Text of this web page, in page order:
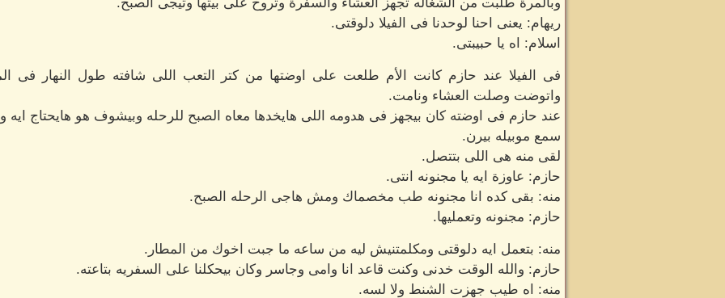
ريهام: يعنى احنا لوحدنا فى الفيلا دلوقتى.
اسلام: اه يا حبيبتى.
فى الفيلا عند حازم كانت الأم طلعت على اوضتها من كتر التعب اللى شافته طول النهار فى
واتوضت وصلت العشاء ونامت.
عند حازم فى اوضته كان بيجهز فى هدومه اللى هايخدها معاه الصبح للرحله وبيشوف هو هايحتاج ايه
سمع موبيله بيرن.
لقى منه هى اللى بتتصل.
حازم: عاوزة ايه يا مجنونه انتى.
منه: بقى كده انا مجنونه طب مخصماك ومش هاجى الرحله الصبح.
حازم: مجنونه وتعمليها.
منه: بتعمل ايه دلوقتى ومكلمتنيش ليه من ساعه ما جبت اخوك من المطار.
حازم: والله الوقت خدنى وكنت قاعد انا وامى وجاسر وكان بيحكلنا على السفريه بتاعته.
منه: اه طيب جهزت الشنط ولا لسه.